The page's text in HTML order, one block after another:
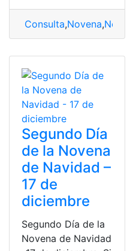
Consulta,Novena,
Segundo Día
de la Novena
de Navidad –
17 de
diciembre
Segundo Día de la
Novena de Navidad